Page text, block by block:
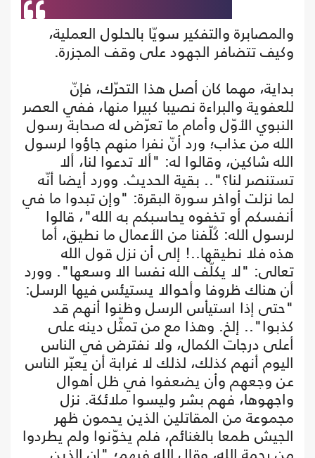
والمصابرة والتفكير سويّا بالحلول العملية،
وكيف تتضافر الجهود على وقف المجزرة.
بداية، مهما كان أصل هذا التحرّك، فإنّ
للعفوية والبراءة نصيبا كبيرا منها، ففي العصر
النبوي الأوّل وأمام ما تعرّض له صحابة رسول
الله من عذاب؛ ورد أنّ نفرا منهم جاؤوا لرسول
الله شاكين، وقالوا له: "ألا تدعوا لنا، ألا
تستنصر لنا؟".. بقية الحديث. وورد أيضا أنّه
لما نزلت أواخر سورة البقرة: "وإن تبدوا ما في
أنفسكم أو تخفوه يحاسبكم به الله"، قالوا
لرسول الله: كُلّفنا من الأعمال ما نطيق، أما
هذه فلا نطيقها..! إلى أن نزل قول الله
تعالى: "لا يكلّف الله نفسا الا وسعها". وورد
أن هناك ظروفا وأحوالا يستيئس فيها الرسل:
"حتى إذا استيأس الرسل وظنوا أنهم قد
كذبوا".. إلخ. وهذا مع من تمثّل دينه على
أعلى درجات الكمال، ولا نفترض في الناس
اليوم أنهم كذلك، لذلك لا غرابة أن يعبّر الناس
عن وجعهم وأن يضعفوا في ظل أهوال
واجهوها، فهم بشر وليسوا ملائكة. نزل
مجموعة من المقاتلين الذين يحمون ظهر
الجيش طمعا بالغنائم، فلم يخوّنوا ولم يطردوا